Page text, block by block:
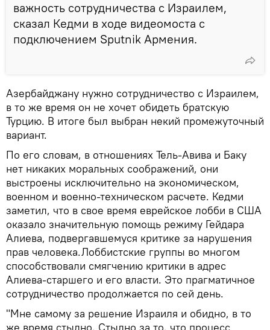
важность сотрудничества с Израилем,
сказал Кедми в ходе видеомоста с
подключением Sputnik Армения.
Азербайджану нужно сотрудничество с Израилем,
в то же время он не хочет обидеть братскую
Турцию. В итоге был выбран некий промежуточный
вариант.
По его словам, в отношениях Тель-Авива и Баку
нет никаких моральных соображений, они
выстроены исключительно на экономическом,
военном и военно-техническом расчете. Кедми
заметил, что в свое время еврейское лобби в США
оказало значительную помощь режиму Гейдара
Алиева, подвергавшемуся критике за нарушения
прав человека.Лоббистские группы во многом
способствовали смягчению критики в адрес
Алиева-старшего и его власти. Это прагматичное
сотрудничество продолжается по сей день.
"Мне самому за решение Израиля и обидно, в то
же время стыдно. Стыдно за то, что процесс